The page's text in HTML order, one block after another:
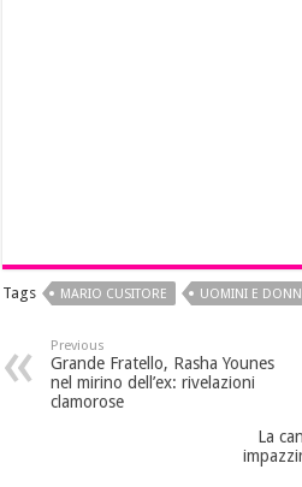
Tags MARIO CUSITORE UOMINI E
Previous
Grande Fratello, Rasha Younes
nel mirino dell’ex: rivelazioni
clamorose
La